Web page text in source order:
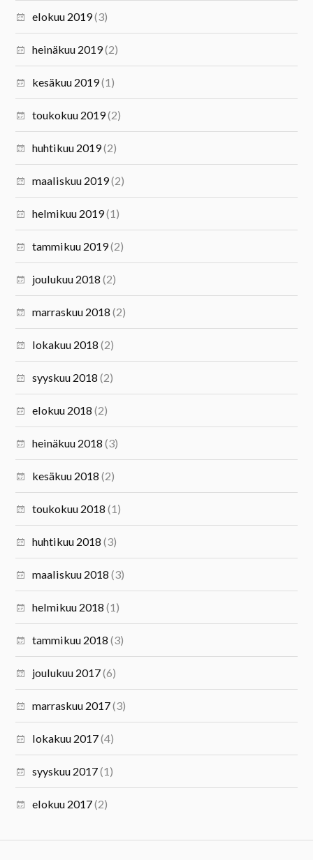
elokuu 2019(3)
heinäkuu 2019(2)
kesäkuu 2019(1)
toukokuu 2019(2)
huhtikuu 2019(2)
maaliskuu 2019(2)
helmikuu 2019(1)
tammikuu 2019(2)
joulukuu 2018 (2)
marraskuu 2018 (2)
lokakuu 2018 (2)
syyskuu 2018 (2)
elokuu 2018 (2)
heinäkuu 2018 (3)
kesäkuu 2018 (2)
toukokuu 2018 (1)
huhtikuu 2018 (3)
maaliskuu 2018 (3)
helmikuu 2018 (1)
tammikuu 2018 (3)
joulukuu 2017(6)
marraskuu 2017(3)
lokakuu 2017(4)
syyskuu 2017(1)
elokuu 2017(2)